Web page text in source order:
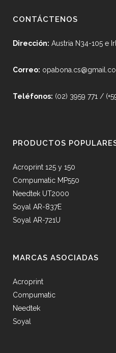
CONTÁCTENOS
Dirección: Austria N34-105 e
Correo:
Teléfonos: (02) 3959 771 /
PRODUCTOS
Acroprint 125 y 150
Compumatic MP550
Needtek UT2000
Soyal AR-837E
Soyal AR-721U
MARCAS ASOCIADAS
Acroprint
Compumatic
Needtek
Soyal